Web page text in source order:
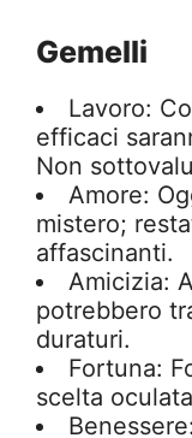
Gemelli
Lavoro:
efficaci
Non
Amore:
mistero;
affascinanti.
Amicizia:
potrebbero
duraturi.
Fortuna:
scelta